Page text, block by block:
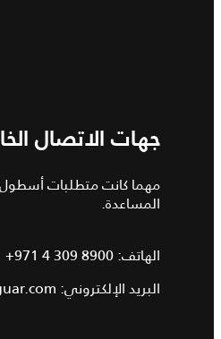
جهات الاتصال
مهما كانت متطلبات أسطول
المساعدة.
الهاتف: +971 4 309 8900
البريد الإلكتروني: